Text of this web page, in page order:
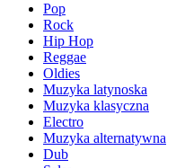
Pop
Rock
Hip Hop
Reggae
Oldies
Muzyka latynoska
Muzyka klasyczna
Electro
Muzyka alternatywna
Dub